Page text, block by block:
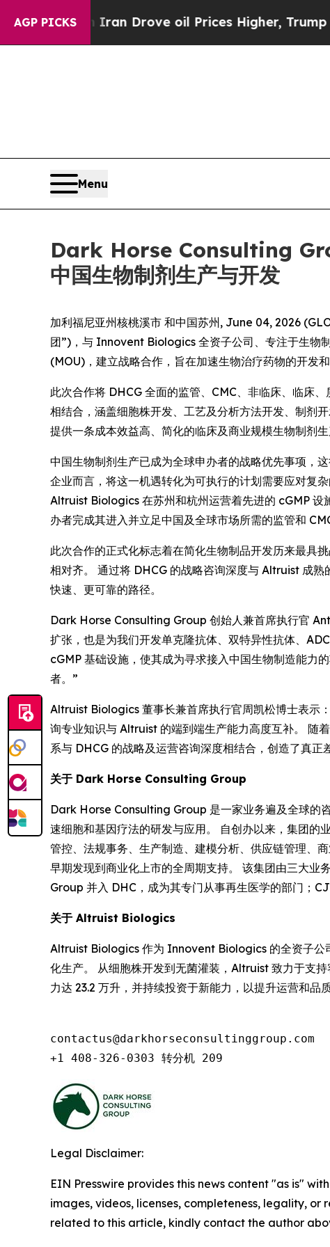
AGP PICKS
With Iran Drove oil Prices Higher, Trump
Menu
Dark Horse Consulting
中国生物制剂生产与开发
加利福尼亚州核桃溪市 和中国苏州, June 04, 2026
团”)，与 Innovent Biologics 全资子公司、专注于生物
(MOU)，建立战略合作，旨在加速生物治疗药物的开发和
此次合作将 DHCG 全面的监管、CMC、非临床、临床
相结合，涵盖细胞株开发、工艺及分析方法开发、制剂
提供一条成本效益高、简化的临床及商业规模生物制剂
中国生物制剂生产已成为全球申办者的战略优先事项，
企业而言，将这一机遇转化为可执行的计划需要应对复
Altruist Biologics 在苏州和杭州运营着先进的 cGMP 设
办者完成其进入并立足中国及全球市场所需的监管和
此次合作的正式化标志着在简化生物制品开发历来最具
相对齐。 通过将 DHCG 的战略咨询深度与 Altruist 成
快速、更可靠的路径。
Dark Horse Consulting Group 创始人兼首席执行官
扩张，也是为我们开发单克隆抗体、双特异性抗体、
cGMP 基础设施，使其成为寻求接入中国生物制造能力
者。”
Altruist Biologics 董事长兼首席执行官周凯松博士表示
询专业知识与 Altruist 的端到端生产能力高度互补。 随
系与 DHCG 的战略及运营咨询深度相结合，创造了真
关于 Dark Horse Consulting Group
Dark Horse Consulting Group 是一家业务遍及全球的
速细胞和基因疗法的研发与应用。 自创办以来，集团的
管控、法规事务、生产制造、建模分析、供应链管理、
早期发现到商业化上市的全周期支持。 该集团由三大
Group 并入 DHC，成为其专门从事再生医学的部门；
关于 Altruist Biologics
Altruist Biologics 作为 Innovent Biologics 的全资子公
化生产。 从细胞株开发到无菌灌装，Altruist 致力于支
力达 23.2 万升，并持续投资于新能力，以提升运营和品
contactus@darkhorseconsultinggroup.com
+1 408-326-0303 转分机 209
Legal Disclaimer:
EIN Presswire provides this news content "as is"
images, videos, licenses, completeness, legality,
related to this article, kindly contact the author